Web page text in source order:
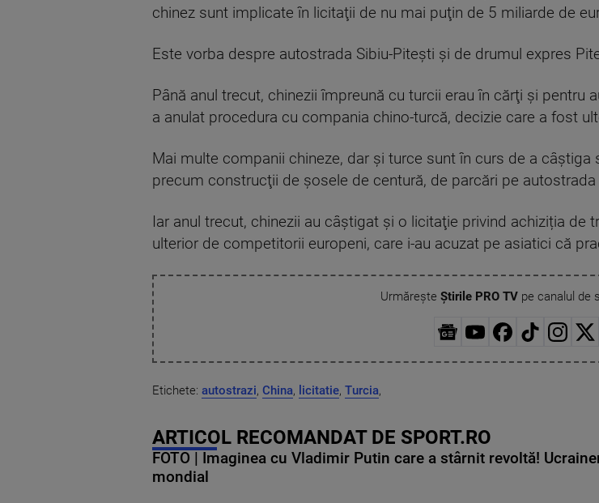
chinez sunt implicate în licitaţii de nu mai puţin de 5 miliarde de
Este vorba despre autostrada Sibiu-Pitești şi de drumul expres
Până anul trecut, chinezii împreună cu turcii erau în cărţi şi pentru
a anulat procedura cu compania chino-turcă, decizie care a fost
Mai multe companii chineze, dar şi turce sunt în curs de a
precum construcţii de şosele de centură, de parcări pe
Iar anul trecut, chinezii au câştigat şi o licitaţie privind achiziția
ulterior de competitorii europeni, care i-au acuzat pe asiatici că
Urmărește Știrile PRO TVpe canalul de
Etichete: autostrazi, China, licitatie, Turcia,
ARTICOL RECOMANDAT DE SPORT.RO
FOTO | Imaginea cu Vladimir Putin care a stârnit revoltă!
mondial